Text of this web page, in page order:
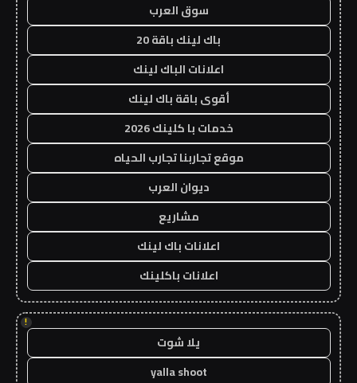
سوق العرب
باك لينك باقة 20
اعلانات الباك لينك
أقوى باقة باك لينك
خدمات با كلينك 2026
موقع تجاربنا تجارب الحياه
ديوان العرب
مشاريع
اعلانات باك لينك
اعلانات باكلينك
!
يلا شوت
yalla shoot